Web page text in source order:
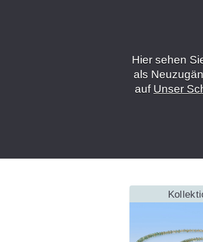
Hier sehen
als
auf Unser